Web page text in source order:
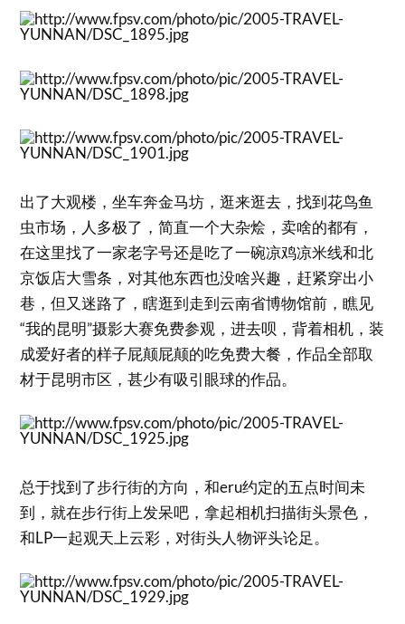
出了大观楼，坐车奔金马坊，逛来逛去，找到花鸟鱼
虫市场，人多极了，简直一个大杂烩，卖啥的都有，
在这里找了一家老字号还是吃了一碗凉鸡凉米线和北
京饭店大雪条，对其他东西也没啥兴趣，赶紧穿出小
巷，但又迷路了，瞎逛到走到云南省博物馆前，瞧见
“我的昆明”摄影大赛免费参观，进去呗，背着相机，装
成爱好者的样子屁颠屁颠的吃免费大餐，作品全部取
材于昆明市区，甚少有吸引眼球的作品。
总于找到了步行街的方向，和eru约定的五点时间未
到，就在步行街上发呆吧，拿起相机扫描街头景色，
和LP一起观天上云彩，对街头人物评头论足。